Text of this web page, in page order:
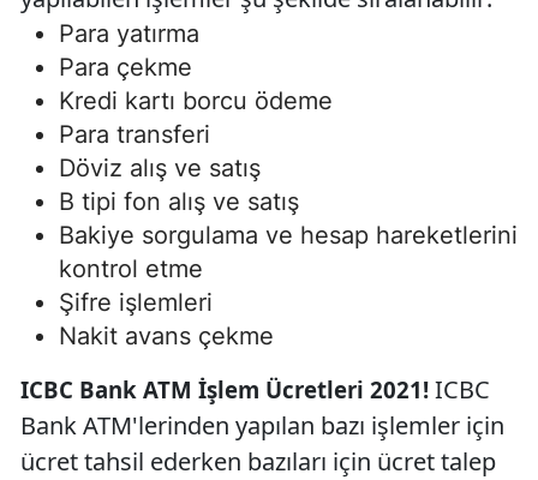
Para yatırma
Para çekme
Kredi kartı borcu ödeme
Para transferi
Döviz alış ve satış
B tipi fon alış ve satış
Bakiye sorgulama ve hesap hareketlerini
kontrol etme
Şifre işlemleri
Nakit avans çekme
ICBC Bank ATM İşlem Ücretleri 2021! ICBC
Bank ATM'lerinden yapılan bazı işlemler için
ücret tahsil ederken bazıları için ücret talep